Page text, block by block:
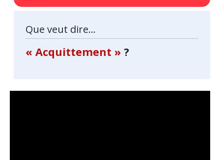
Que veut dire...
« Acquittement » ?